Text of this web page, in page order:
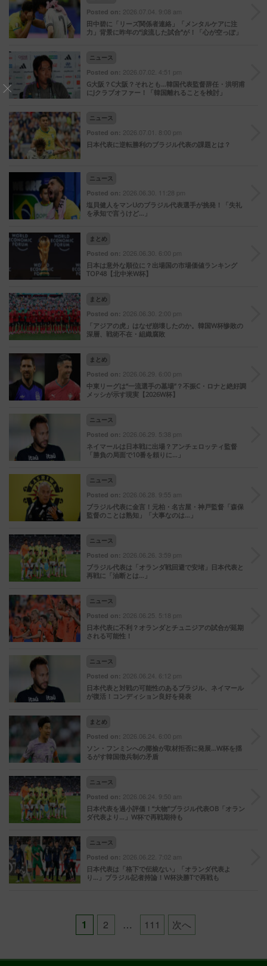
Posted on: 2026.07.04. 9:08 am
田中碧に「リーズ関係者連絡」「メンタルケアに注
力」背景に昨年の“涙流した試合”が！「心が空っぽ」
ニュース
Posted on: 2026.07.02. 4:51 pm
G大阪？C大阪？それとも…韓国代表監督辞任・洪明甫
にJクラブオファー！「韓国離れることを検討」
ニュース
Posted on: 2026.07.01. 8:00 pm
日本代表に逆転勝利のブラジル代表の課題とは？
ニュース
Posted on: 2026.06.30. 11:28 pm
塩貝健人をマンUのブラジル代表選手が挑発！「失礼
を承知で言うけど…」
まとめ
Posted on: 2026.06.30. 6:00 pm
日本は意外な順位に？出場国の市場価値ランキング
TOP48【北中米W杯】
まとめ
Posted on: 2026.06.30. 2:00 pm
「アジアの虎」はなぜ崩壊したのか。韓国W杯惨敗の
深層、戦術不在・組織腐敗
まとめ
Posted on: 2026.06.29. 6:00 pm
中東リーグは“一流選手の墓場”？不振C・ロナと絶好調
メッシが示す現実【2026W杯】
ニュース
Posted on: 2026.06.29. 5:38 pm
ネイマールは日本戦に出場？アンチェロッティ監督
「勝負の局面で10番を頼りに…」
ニュース
Posted on: 2026.06.28. 9:55 am
ブラジル代表に金言！元柏・名古屋・神戸監督「森保
監督のことは熟知」「大事なのは…」
ニュース
Posted on: 2026.06.26. 3:59 pm
ブラジル代表は「オランダ戦回避で安堵」日本代表と
再戦に「油断とは…」
ニュース
Posted on: 2026.06.25. 5:18 pm
日本代表に不利？オランダとチュニジアの試合が延期
される可能性！
ニュース
Posted on: 2026.06.24. 6:12 pm
日本代表と対戦の可能性のあるブラジル、ネイマール
が復活！コンディション良好を発表
まとめ
Posted on: 2026.06.24. 6:00 pm
ソン・フンミンへの揶揄が取材拒否に発展…W杯を揺
るがす韓国徴兵制の矛盾
ニュース
Posted on: 2026.06.24. 9:50 am
日本代表を過小評価！“大物”ブラジル代表OB「オラン
ダ代表より…」W杯で再戦期待も
ニュース
Posted on: 2026.06.22. 7:02 am
日本代表は「格下で伝統ない」「オランダ代表よ
り…」ブラジル記者持論！W杯決勝Tで再戦も
Posts
pagination
1 2 … 111 次へ